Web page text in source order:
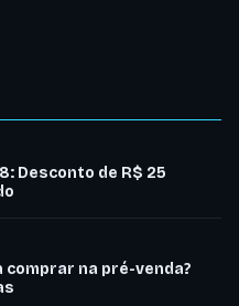
Desconto de R$ 25
comprar na pré-venda?